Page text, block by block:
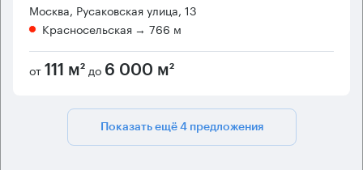
Москва, Русаковская улица, 13
Красносельская → 766 м
от 111 м² до 6 000 м²
Показать ещё 4 предложения